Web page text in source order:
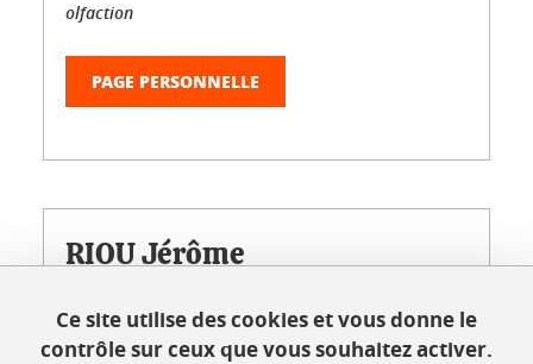
olfaction
PAGE PERSONNELLE
RIOU Jérôme
Ce site utilise des cookies et vous donne le
contrôle sur ceux que vous souhaitez activer.